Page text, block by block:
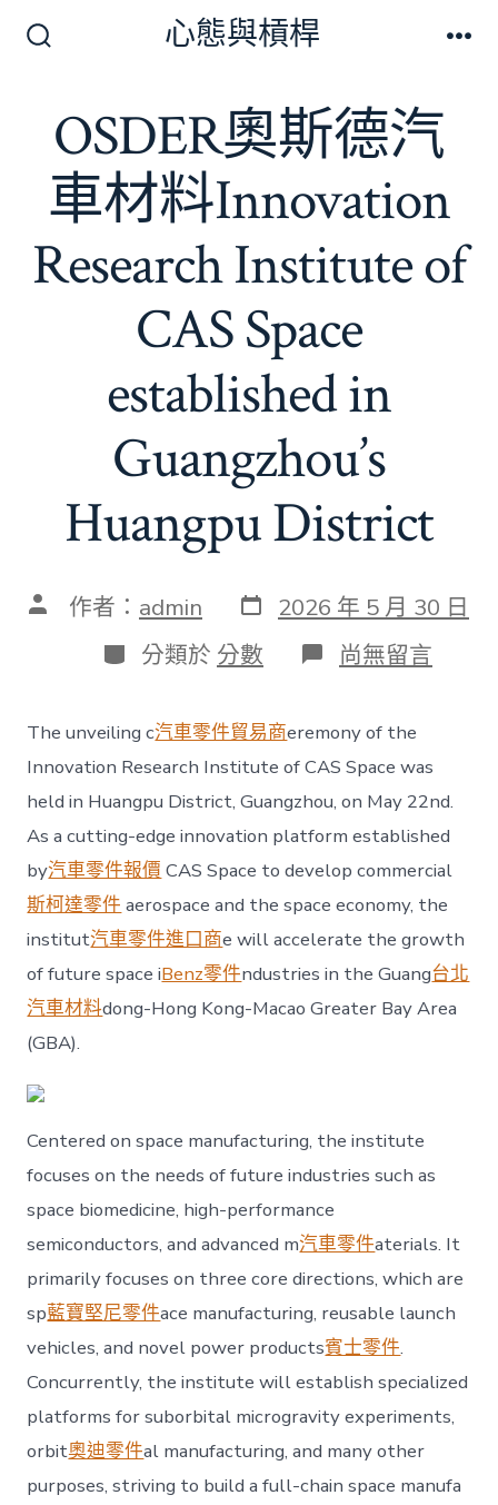
換
開
關
心態與槓桿
OSDER奧斯德汽
車材料Innovation
Research Institute of
CAS Space
established in
Guangzhou’s
Huangpu District
文 作者： admin 發
表
日
期
2026 年 5 月 30 日
分
類
分類於 分數 在
〈OSDER
德
汽
材
料
Research
Institute
of
CAS
Space
established
in
尚無留言
The unveiling c汽車零件貿易商eremony of the
Innovation Research Institute of CAS Space was
held in Huangpu District, Guangzhou, on May 22nd.
As a cutting-edge innovation platform established
by汽車零件報價 CAS Space to develop commercial
斯柯達零件 aerospace and the space economy, the
institut汽車零件進口商e will accelerate the growth
of future space iBenz零件ndustries in the Guang台北
汽車材料dong-Hong Kong-Macao Greater Bay Area
(GBA).
Centered on space manufacturing, the institute
focuses on the needs of future industries such as
space biomedicine, high-performance
semiconductors, and advanced m汽車零件aterials. It
primarily focuses on three core directions, which are
sp藍寶堅尼零件ace manufacturing, reusable launch
vehicles, and novel power products賓士零件.
Concurrently, the institute will establish specialized
platforms for suborbital microgravity experiments,
orbit奧迪零件al manufacturing, and many other
purposes, striving to build a full-chain space manufa